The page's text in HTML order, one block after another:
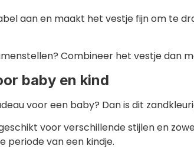
aan en maakt het vestje fijn om te
Combineer het vestje dan
baby en kind
voor een baby? Dan is dit
voor verschillende stijlen en
periode van een kindje.